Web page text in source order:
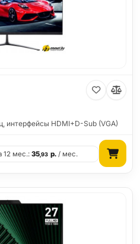
интерфейсы HDMI+D-Sub (VGA)
12 мес.:35,93 р./ мес.